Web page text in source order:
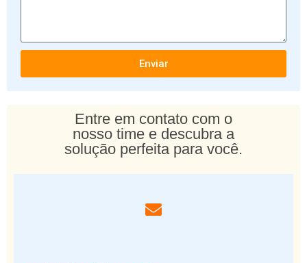
Enviar
Entre em contato com o
nosso time e descubra a
solução perfeita para você.